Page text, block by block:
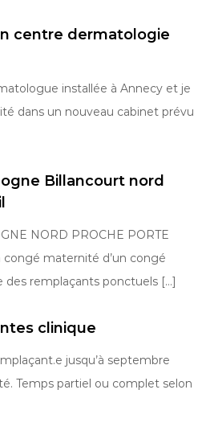
centre dermatologie
installée à Annecy et je
dans un nouveau cabinet prévu
Billancourt nord
NORD PROCHE PORTE
maternité d’un congé
des remplaçants ponctuels […]
clinique
jusqu’à septembre
Temps partiel ou complet selon